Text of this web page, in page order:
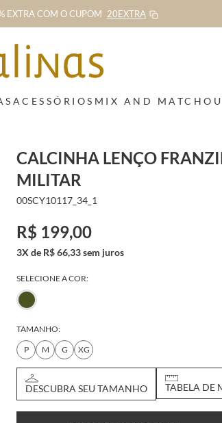
EXTRA COM O CUPOM 20EXTRA
ACESSÓRIOS MIX AND MATCH
CALCINHA LENÇO
MILITAR
00SCY10117_34_1
R$ 199,00
3X de R$ 66,33 sem juros
SELECIONE A COR:
TAMANHO:
P
M G XG